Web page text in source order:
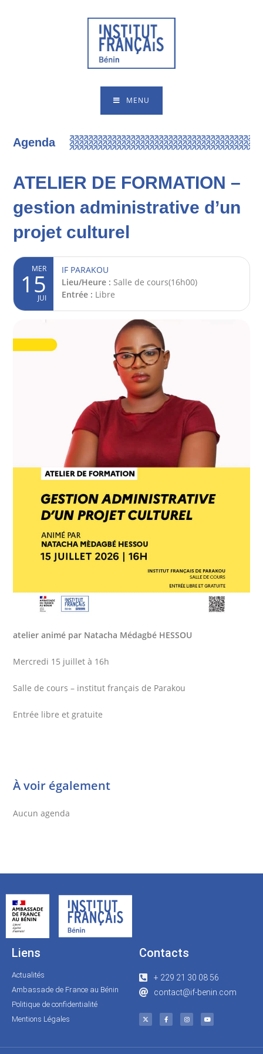
MENU
Agenda
ATELIER DE FORMATION –
gestion administrative d’un
projet culturel
MER
15
JUI
IF PARAKOU
Lieu/Heure : Salle de cours(16h00)
Entrée : Libre
atelier animé par Natacha Médagbé HESSOU
Mercredi 15 juillet à 16h
Salle de cours – institut français de Parakou
Entrée libre et gratuite
À voir également
Aucun agenda
Liens
Actualités
Ambassade de France au Bénin
Politique de confidentialité
Mentions Légales
Contacts
+ 229 21 30 08 56
contact@if-benin.com